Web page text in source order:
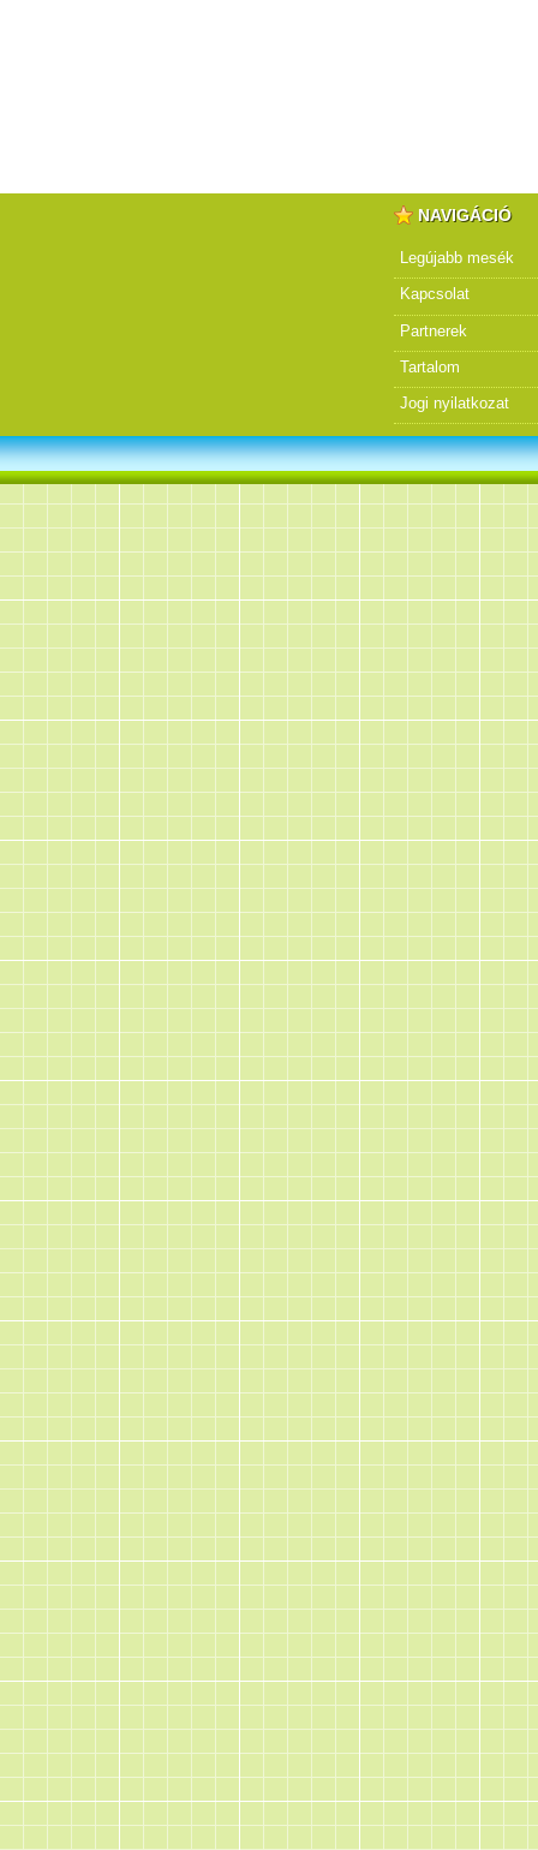
NAVIGÁCIÓ
Legújabb mesék
Kapcsolat
Partnerek
Tartalom
Jogi nyilatkozat